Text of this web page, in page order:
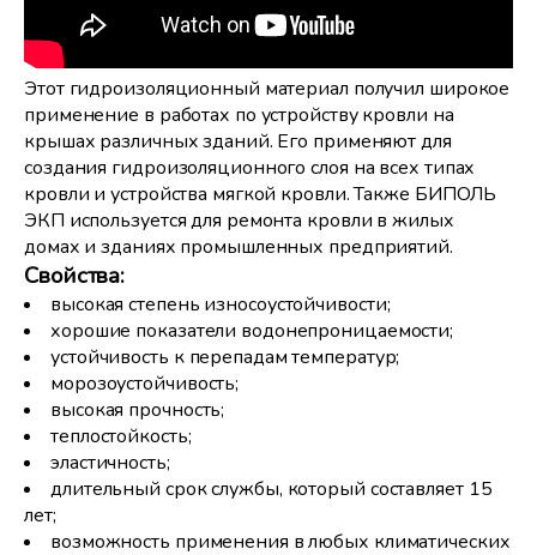
Этот гидроизоляционный материал получил широкое
применение в работах по устройству кровли на
крышах различных зданий. Его применяют для
создания гидроизоляционного слоя на всех типах
кровли и устройства мягкой кровли. Также БИПОЛЬ
ЭКП используется для ремонта кровли в жилых
домах и зданиях промышленных предприятий.
Свойства:
высокая степень износоустойчивости;
хорошие показатели водонепроницаемости;
устойчивость к перепадам температур;
морозоустойчивость;
высокая прочность;
теплостойкость;
эластичность;
длительный срок службы, который составляет 15
лет;
возможность применения в любых климатических